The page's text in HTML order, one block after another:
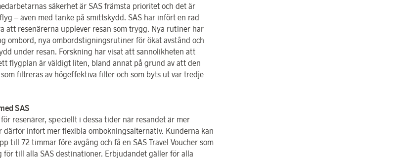
säkerhet är SAS främsta prioritet och det är
– även med tanke på smittskydd. SAS har infört en rad
att resenärerna upplever resan som trygg. Nya rutiner har
ombord, nya ombordstigningsrutiner för ökat avstånd och
under resan. Forskning har visat att sannolikheten att
flygplan är väldigt liten, bland annat på grund av att den
filtreras av högeffektiva filter och som byts ut var tredje
SAS
resenärer, speciellt i dessa tider när resandet är mer
därför infört mer flexibla ombokningsalternativ. Kunderna kan
till 72 timmar före avgång och få en SAS Travel Voucher som
för till alla SAS destinationer. Erbjudandet gäller för alla